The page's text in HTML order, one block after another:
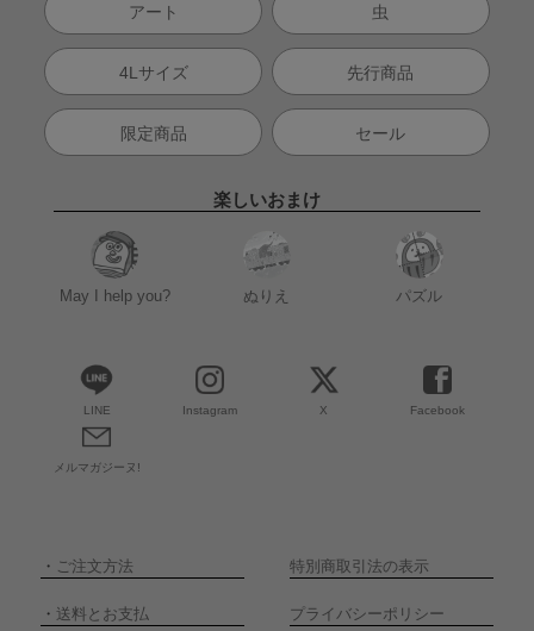
アート 虫
4Lサイズ 先行商品
限定商品 セール
楽しいおまけ
May I help you? ぬりえ パズル
LINE Instagram X Facebook
メルマガジーヌ!
・ ご注文方法 特別商取引法の表示
・ 送料とお支払 プライバシーポリシー